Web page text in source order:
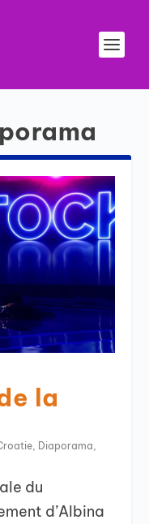
la
Diaporama
du
d’Albina